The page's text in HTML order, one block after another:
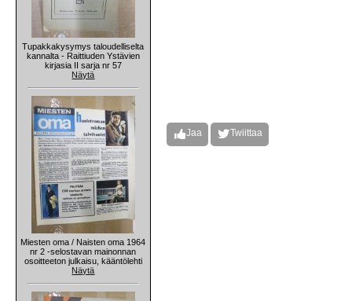
Tupakkakysymys taloudelliselta
kannalta - Raittiuden Ystävien
kirjasia II sarja nr 57
Näytä
Miesten oma / Naisten oma 1964
nr 2 -selostavan mainonnan
osoitteeton julkaisu, kääntölehti
Näytä
Jaa Twiittaa